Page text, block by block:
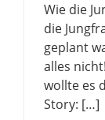
Wie die
die
geplant
alles
wollte es
Story: […]